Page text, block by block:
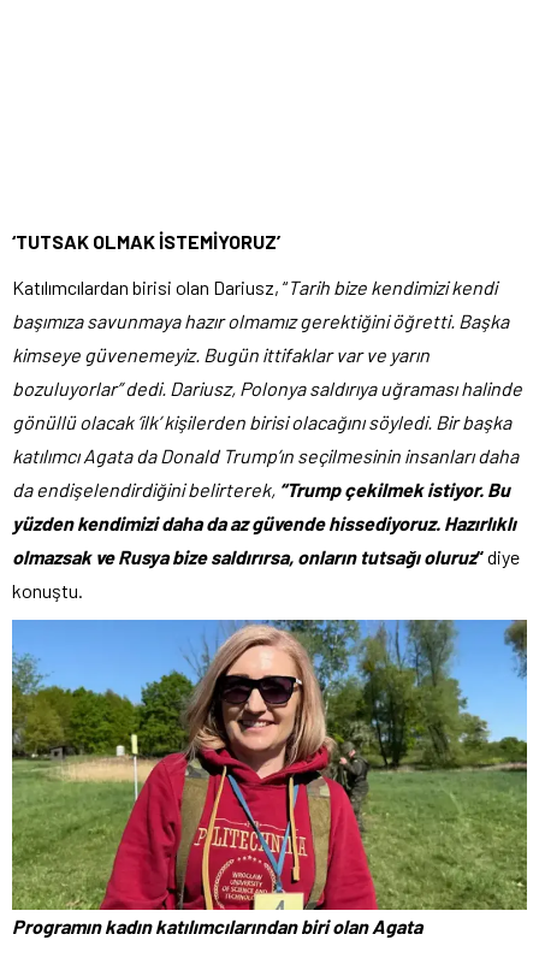
‘TUTSAK OLMAK İSTEMİYORUZ’
Katılımcılardan birisi olan Dariusz, “Tarih bize kendimizi kendi
başımıza savunmaya hazır olmamız gerektiğini öğretti. Başka
kimseye güvenemeyiz. Bugün ittifaklar var ve yarın
bozuluyorlar” dedi. Dariusz, Polonya saldırıya uğraması halinde
gönüllü olacak ‘ilk’ kişilerden birisi olacağını söyledi. Bir başka
katılımcı Agata da Donald Trump’ın seçilmesinin insanları daha
da endişelendirdiğini belirterek, “Trump çekilmek istiyor. Bu
yüzden kendimizi daha da az güvende hissediyoruz. Hazırlıklı
olmazsak ve Rusya bize saldırırsa, onların tutsağı oluruz“diye
konuştu.
Programın kadın katılımcılarından biri olan Agata